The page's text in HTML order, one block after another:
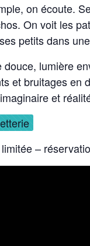
on écoute.
On voit les
petits dans
douce, lumière
et bruitages en
et
–